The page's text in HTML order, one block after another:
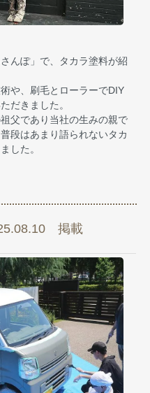
んぽ」で、タカラ塗料が紹
や、刷毛とローラーでDIY
だきました。
父であり当社の生みの親で
段はあまり語られないタカ
した。
掲載